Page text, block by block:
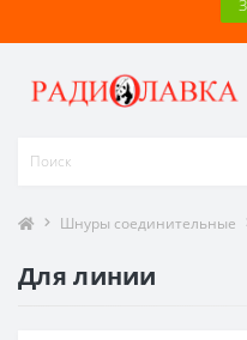
Шнуры соединительные
Для линии